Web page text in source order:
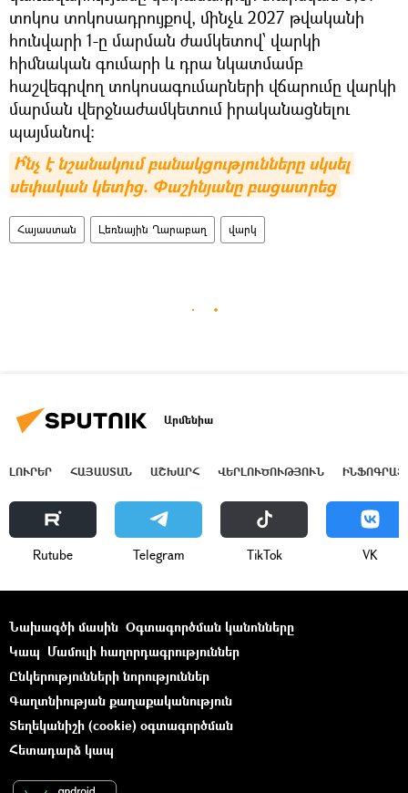
տոկոս տոկոսադրույքով, մինչև 2027 թվականի
հունվարի 1-ը մարման ժամկետով՝ վարկի
հիմնական գումարի և դրա նկատմամբ
հաշվեգրվող տոկոսագումարների վճարումը վարկի
մարման վերջնաժամկետում իրականացնելու
պայմանով։
Ի՞նչ է նշանակում բանակցությունները սկսել
սեփական կետից. Փաշինյանը բացատրեց
Հայաստան Լեռնային Ղարաբաղ վարկ
Արմենիա
ԼՈՒՐԵՐ ՀԱՅԱՍՏԱՆ ԱՇԽԱՐՀ ՎԵՐԼՈՒԾՈՒԹՅՈՒՆ
Rutube Telegram ТikТоk VK
Նախագծի մասին Օգտագործման կանոնները
Կապ Մամուլի հաղորդագրություններ
Ընկերությունների նորություններ
Գաղտնիության քաղաքականություն
Տեղեկանիշի (cookie) օգտագործման
Հետադարձ կապ